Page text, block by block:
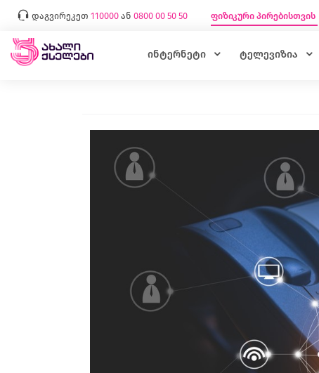
დაგვირეკეთ 110000 ან 0800 00 50 50 ფიზიკური პირებისთვის
ინტერნეტი ტელევიზია